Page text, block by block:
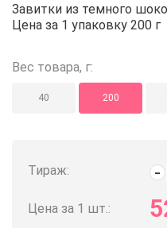
Шоколадные
Завитки из темного
Цена за 1 упаковку 200 г
Вес товара, г:
40 200
Тираж:
Цена за 1 шт.: